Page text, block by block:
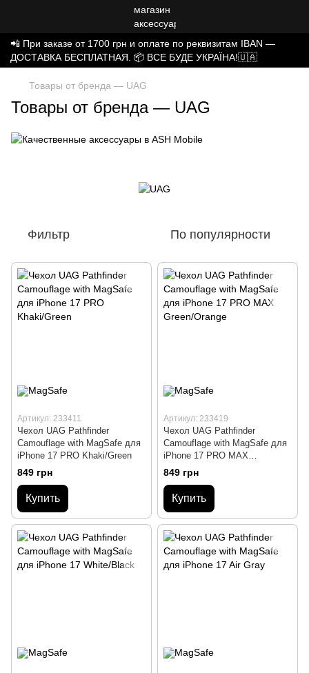
📲 При заказе от 1700 грн и оплате по реквизитам IBAN —
ДОСТАВКА БЕСПЛАТНАЯ. 📦 ВСЕ БУДЕ УКРАЇНА!🇺🇦
Товары от бренда — UAG
Товары от бренда — UAG
Фильтр По популярности
Артикул: 233411
Чехол UAG Pathfinder
Сamouflage with MagSafe для
iPhone 17 PRO Khaki/Green
849 грн
Купить
Артикул: 233419
Чехол UAG Pathfinder
Сamouflage with MagSafe для
iPhone 17 PRO MAX
Green/Orange
849 грн
Купить